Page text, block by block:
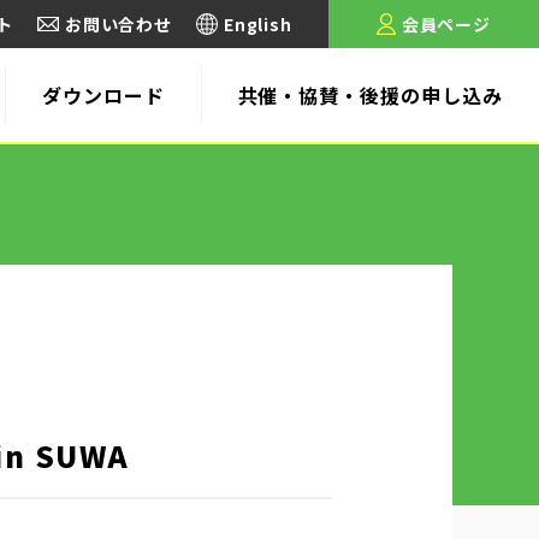
お問い合わせ English 会員ページ
ダウンロード 共催・協賛・後援の申し込み
SUWA